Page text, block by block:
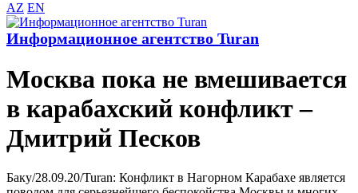
AZ EN
Информационное агентство Turan
Москва пока не вмешивается
в карабахский конфликт –
Дмитрий Песков
Баку/28.09.20/Turan: Конфликт в Нагорном Карабахе является